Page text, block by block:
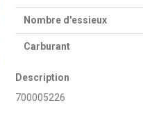
Nombre d'essieux
Carburant
Description
700005226